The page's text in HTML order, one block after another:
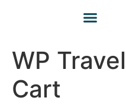
WP
Cart